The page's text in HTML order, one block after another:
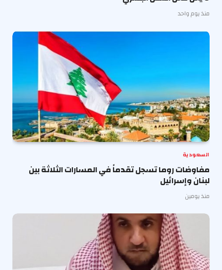
منذ يوم واحد
السعودية
مفاوضات روما تسجل تقدماً في المسارات الثلاثة بين
لبنان وإسرائيل
منذ يومين